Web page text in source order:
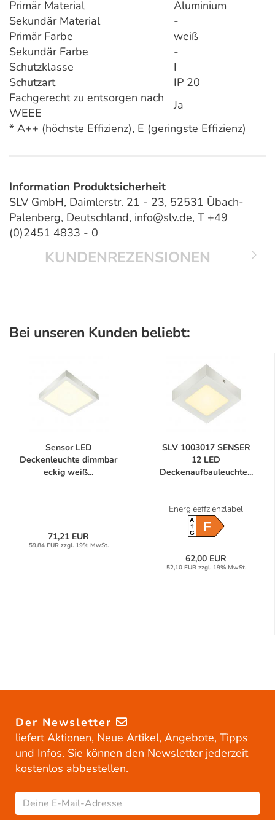
Primär Material
Aluminium
Sekundär Material
-
Primär Farbe
weiß
Sekundär Farbe
-
Schutzklasse
I
Schutzart
IP 20
Fachgerecht zu entsorgen nach
WEEE
Ja
* A++ (höchste Effizienz), E (geringste Effizienz)
Information Produktsicherheit
SLV GmbH, Daimlerstr. 21 - 23, 52531 Übach-
Palenberg, Deutschland, info@slv.de, T +49
(0)2451 4833 - 0
KUNDENREZENSIONEN
Bei unseren Kunden beliebt:
Sensor LED
Deckenleuchte dimmbar
eckig weiß...
71,21 EUR
59,84 EUR zzgl. 19% MwSt.
SLV 1003017 SENSER
12 LED
Deckenaufbauleuchte...
Energieeffzienzlabel
A
GF
62,00 EUR
52,10 EUR zzgl. 19% MwSt.
Der Newsletter
liefert Aktionen, Neue Artikel, Angebote, Tipps
und Infos. Sie können den Newsletter jederzeit
kostenlos abbestellen.